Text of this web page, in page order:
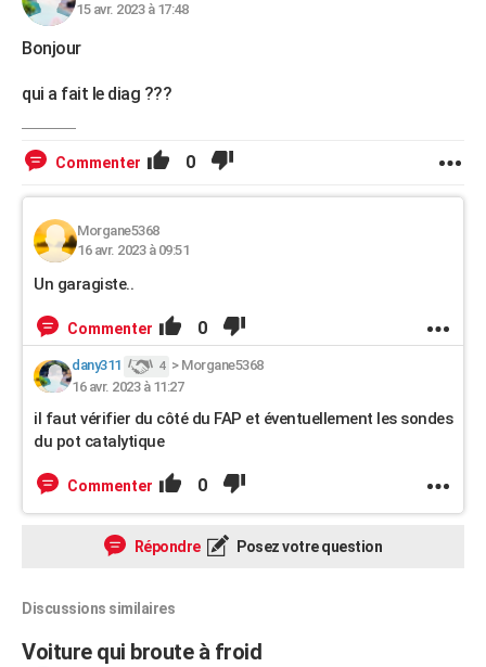
FORUM
Bricolage
Lifestyle
Culture
Sport
Auto
Television
Voyage
Cinema
15 avr. 2023 à 17:48
Bonjour
qui a fait le diag ???
Commenter 0
Morgane5368
16 avr. 2023 à 09:51
Un garagiste..
Commenter 0
dany311 4 > Morgane5368
16 avr. 2023 à 11:27
il faut vérifier du côté du FAP et éventuellement les sondes
du pot catalytique
Commenter 0
Répondre Posez votre question
Discussions similaires
Voiture qui broute à froid